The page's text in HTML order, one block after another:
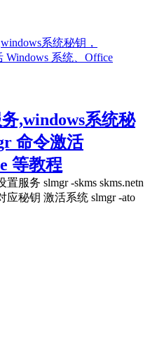
,windows系统秘
命令激活
等教程
服务 slmgr -skms skms.netn
应秘钥 激活系统 slmgr -ato